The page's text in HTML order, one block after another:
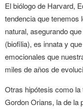
El biólogo de Harvard,
tendencia que tenemos
natural, asegurando
(biofilia), es innata y
emocionales que
miles de años de
Otras hipótesis como
Gordon Orians, la de la